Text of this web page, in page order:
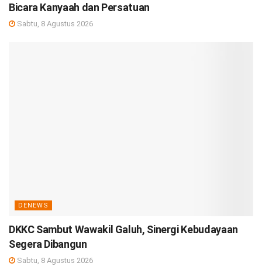
Bicara Kanyaah dan Persatuan
Sabtu, 8 Agustus 2026
DENEWS
DKKC Sambut Wawakil Galuh, Sinergi Kebudayaan
Segera Dibangun
Sabtu, 8 Agustus 2026